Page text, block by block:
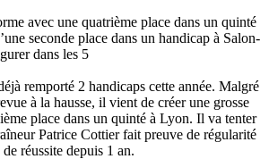
avec une quatrième place dans un quinté
seconde place dans un handicap à Salon-
dans les 5
remporté 2 handicaps cette année. Malgré
à la hausse, il vient de créer une grosse
place dans un quinté à Lyon. Il va tenter
Patrice Cottier fait preuve de régularité
réussite depuis 1 an.